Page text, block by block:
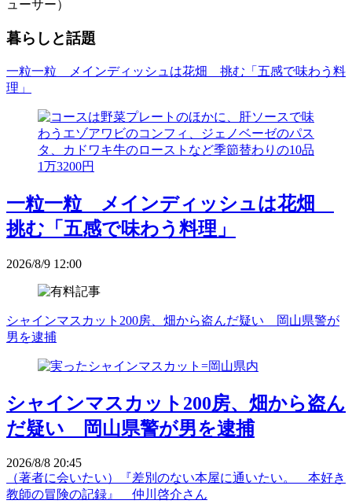
ューサー）
暮らしと話題
一粒一粒 メインディッシュは花畑 挑む「五感で味わう料
理」
一粒一粒 メインディッシュは花畑
挑む「五感で味わう料理」
2026/8/9 12:00
シャインマスカット200房、畑から盗んだ疑い 岡山県警が
男を逮捕
シャインマスカット200房、畑から盗ん
だ疑い 岡山県警が男を逮捕
2026/8/8 20:45
（著者に会いたい）『差別のない本屋に通いたい。 本好き
教師の冒険の記録』 仲川啓介さん